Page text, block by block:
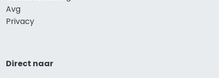
Avg
Privacy
Direct naar